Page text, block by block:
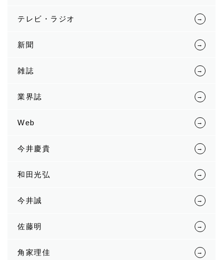
テレビ・ラジオ
新聞
雑誌
業界誌
Web
今井慶貴
和田光弘
今井誠
佐藤明
角家理佳